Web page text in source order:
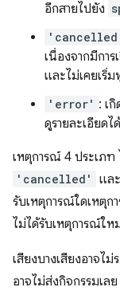
อีกสายไปยัง
เนื่องจากมีการ
และไม่เคยเริ่ม
'error' : เ
ดูรายละเอียดไ
เหตุการณ์ 4 ประเภท
'cancelled' และ
รับเหตุการณ์ใดเหตุ
ไม่ได้รับเหตุการณ์ให
เสียงบางเสียงอาจไ
อาจไม่ส่งกิจกรรมเล